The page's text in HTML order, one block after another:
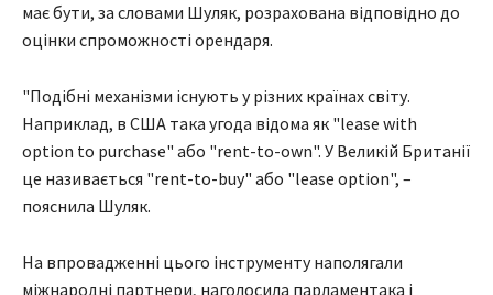
має бути, за словами Шуляк, розрахована відповідно до
оцінки спроможності орендаря.
"Подібні механізми існують у різних країнах світу.
Наприклад, в США така угода відома як "lease with
option to purchase" або "rent-to-own". У Великій Британії
це називається "rent-to-buy" або "lease option", –
пояснила Шуляк.
На впровадженні цього інструменту наполягали
міжнародні партнери, наголосила парламентака і